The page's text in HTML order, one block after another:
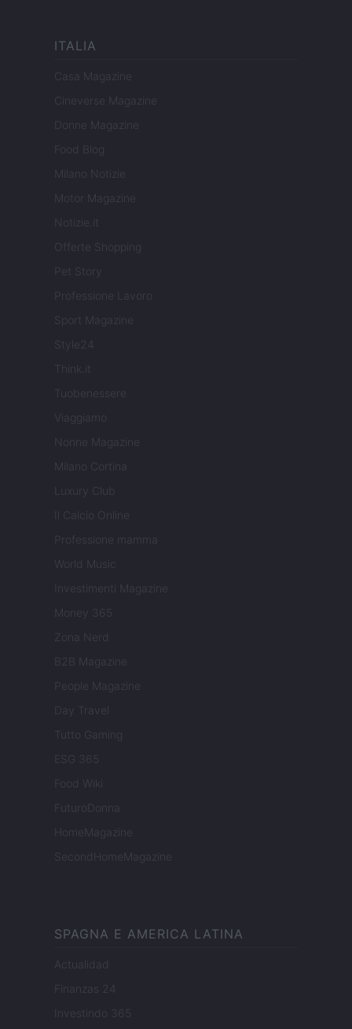
ITALIA
Casa Magazine
Cineverse Magazine
Donne Magazine
Food Blog
Milano Notizie
Motor Magazine
Notizie.it
Offerte Shopping
Pet Story
Professione Lavoro
Sport Magazine
Style24
Think.it
Tuobenessere
Viaggiamo
Nonne Magazine
Milano Cortina
Luxury Club
Il Calcio Online
Professione mamma
World Music
Investimenti Magazine
Money 365
Zona Nerd
B2B Magazine
People Magazine
Day Travel
Tutto Gaming
ESG 365
Food Wiki
FuturoDonna
HomeMagazine
SecondHomeMagazine
SPAGNA E AMERICA LATINA
Actualidad
Finanzas 24
Investindo 365